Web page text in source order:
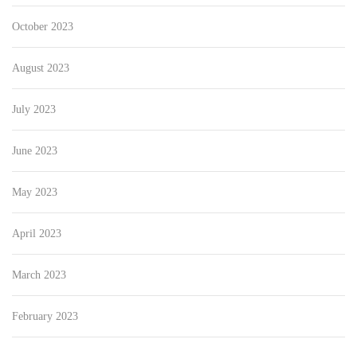
October 2023
August 2023
July 2023
June 2023
May 2023
April 2023
March 2023
February 2023